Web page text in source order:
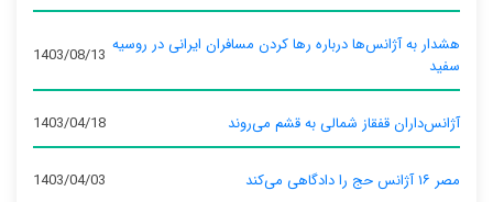
هشدار به آژانس‌ها درباره رها کردن مسافران ایرانی در روسیه
سفید
1403/08/13
آژانس‌داران قفقاز شمالی به قشم می‌روند 1403/04/18
مصر ۱۶ آژانس حج را دادگاهی می‌کند 1403/04/03